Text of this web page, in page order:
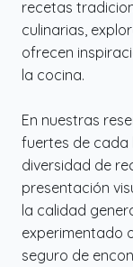
recetas
culinarias,
ofrecen
la cocina.
En nuestras
fuertes de cada
diversidad de
presentación
la calidad
experimentado
seguro de